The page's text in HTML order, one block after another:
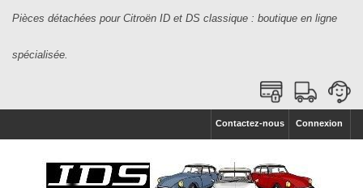
Pièces détachées pour Citroën ID et DS classique : boutique en ligne
spécialisée.
Connexion
Contactez-nous